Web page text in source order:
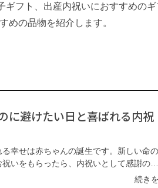
フト、出産内祝いにおすすめの
めの品物を紹介します。
に避けたい日と喜ばれる内祝
幸せは赤ちゃんの誕生です。新しい命の
いをもらったら、内祝いとして感謝の気
しばらく経ったら、出産祝いをいただい